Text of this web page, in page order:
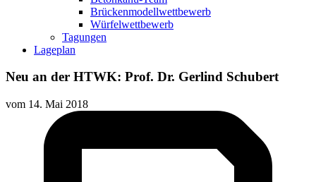
Brückenmodellwettbewerb
Würfelwettbewerb
Tagungen
Lageplan
Neu an der HTWK: Prof. Dr. Gerlind Schubert
vom 14. Mai 2018